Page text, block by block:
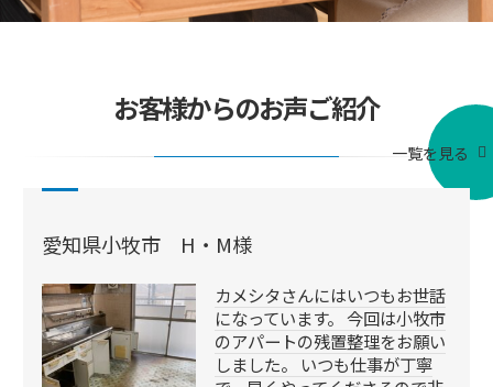
お客様からのお声ご紹介
一覧を見る
愛知県小牧市 H・M様
カメシタさんにはいつもお世話
になっています。 今回は小牧市
のアパートの残置整理をお願い
しました。 いつも仕事が丁寧